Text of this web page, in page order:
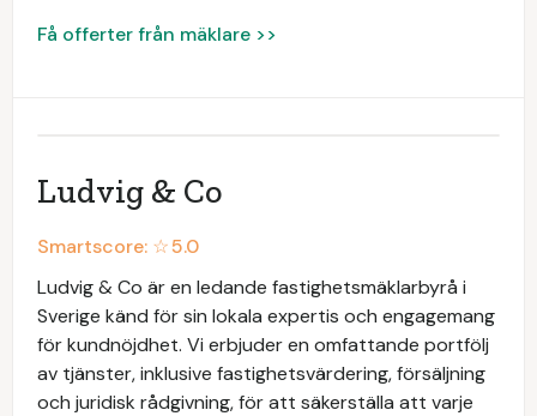
Få offerter från mäklare >>
Ludvig & Co
Smartscore: ☆5.0
Ludvig & Co är en ledande fastighetsmäklarbyrå i
Sverige känd för sin lokala expertis och engagemang
för kundnöjdhet. Vi erbjuder en omfattande portfölj
av tjänster, inklusive fastighetsvärdering, försäljning
och juridisk rådgivning, för att säkerställa att varje